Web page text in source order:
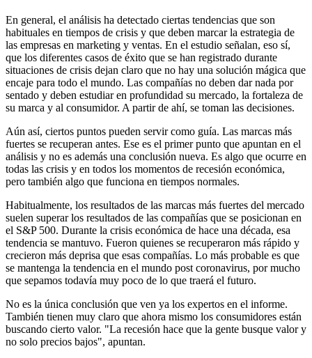
En general, el análisis ha detectado ciertas tendencias que son
habituales en tiempos de crisis y que deben marcar la estrategia de
las empresas en marketing y ventas. En el estudio señalan, eso sí,
que los diferentes casos de éxito que se han registrado durante
situaciones de crisis dejan claro que no hay una solución mágica que
encaje para todo el mundo. Las compañías no deben dar nada por
sentado y deben estudiar en profundidad su mercado, la fortaleza de
su marca y al consumidor. A partir de ahí, se toman las decisiones.
Aún así, ciertos puntos pueden servir como guía. Las marcas más
fuertes se recuperan antes. Ese es el primer punto que apuntan en el
análisis y no es además una conclusión nueva. Es algo que ocurre en
todas las crisis y en todos los momentos de recesión económica,
pero también algo que funciona en tiempos normales.
Habitualmente, los resultados de las marcas más fuertes del mercado
suelen superar los resultados de las compañías que se posicionan en
el S&P 500. Durante la crisis económica de hace una década, esa
tendencia se mantuvo. Fueron quienes se recuperaron más rápido y
crecieron más deprisa que esas compañías. Lo más probable es que
se mantenga la tendencia en el mundo post coronavirus, por mucho
que sepamos todavía muy poco de lo que traerá el futuro.
No es la única conclusión que ven ya los expertos en el informe.
También tienen muy claro que ahora mismo los consumidores están
buscando cierto valor. "La recesión hace que la gente busque valor y
no solo precios bajos", apuntan.